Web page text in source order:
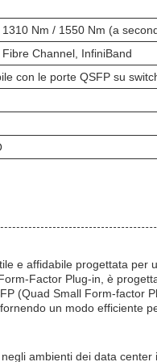
Nm / 1550 Nm (a
Channel, InfiniBand
con le porte QSFP su
e affidabile progettata per
Factor Plug-in, è
(Quad Small Form-factor
un modo efficiente
ambienti dei data